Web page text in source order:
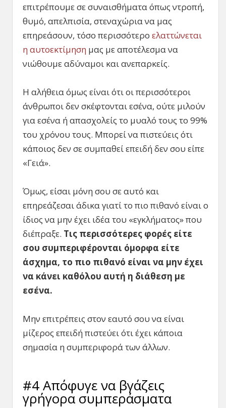
επιτρέπουμε σε συναισθήματα όπως ντροπή,
θυμό, απελπισία, στεναχώρια να μας
επηρεάσουν, τόσο περισσότερο ελαττώνεται
η αυτοεκτίμηση μας με αποτέλεσμα να
νιώθουμε αδύναμοι και ανεπαρκείς.
Η αλήθεια όμως είναι ότι οι περισσότεροι
άνθρωποι δεν σκέφτονται εσένα, ούτε μιλούν
για εσένα ή απασχολείς το μυαλό τους το 99%
του χρόνου τους. Μπορεί να πιστεύεις ότι
κάποιος δεν σε συμπαθεί επειδή δεν σου είπε
«Γειά».
Όμως, είσαι μόνη σου σε αυτό και
επηρεάζεσαι άδικα γιατί το πιο πιθανό είναι ο
ίδιος να μην έχει ιδέα του «εγκλήματος» που
διέπραξε. Τις περισσότερες φορές είτε
σου συμπεριφέρονται όμορφα είτε
άσχημα, το πιο πιθανό είναι να μην έχει
να κάνει καθόλου αυτή η διάθεση με
εσένα.
Μην επιτρέπεις στον εαυτό σου να είναι
μίζερος επειδή πιστεύει ότι έχει κάποια
σημασία η συμπεριφορά των άλλων.
#4 Απόφυγε να βγάζεις
γρήγορα συμπεράσματα